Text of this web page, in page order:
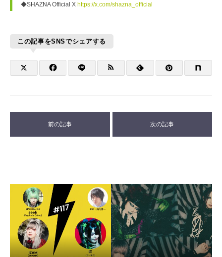
◆SHAZNA Official X https://x.com/shazna_official
この記事をSNSでシェアする
前の記事 次の記事